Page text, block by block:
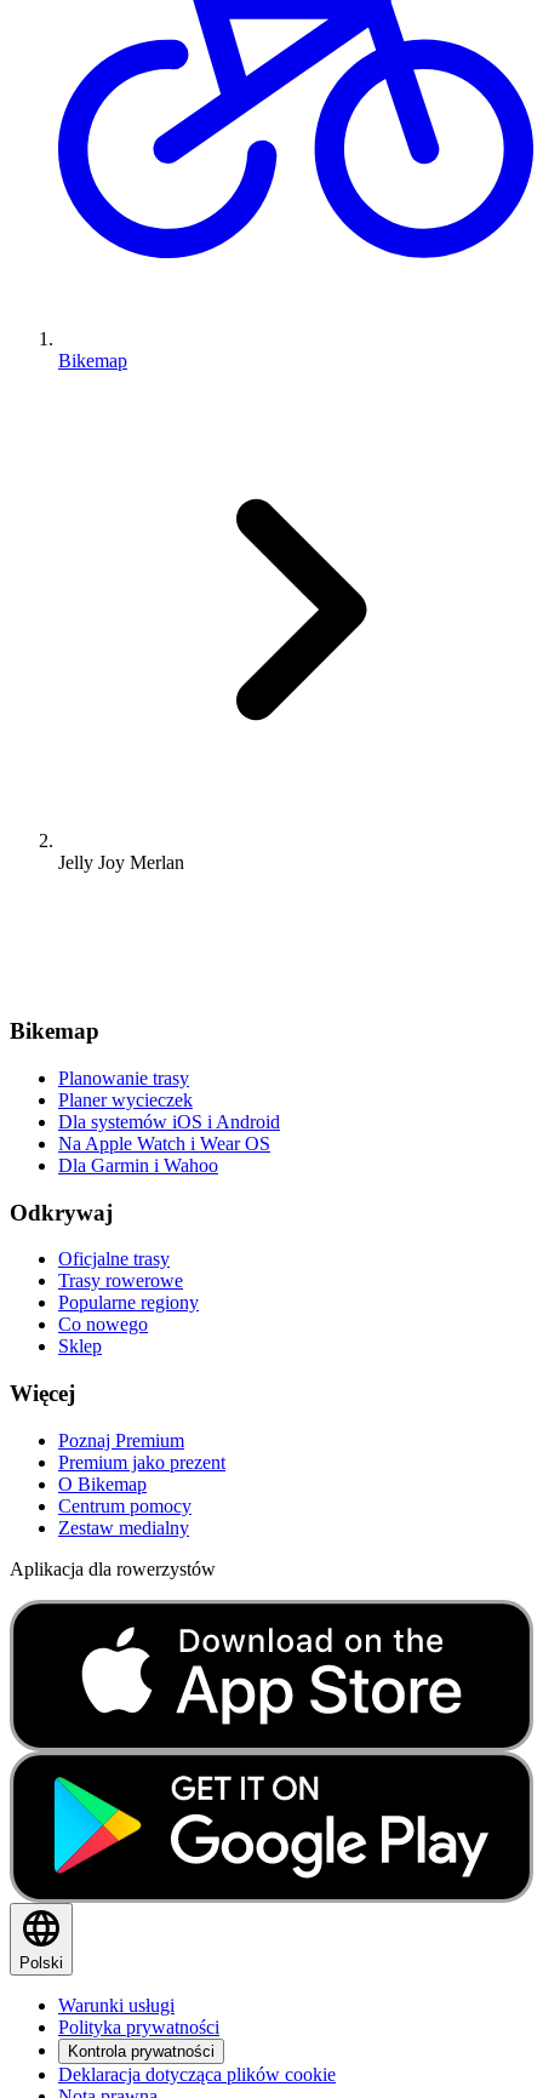
Bikemap
Jelly Joy Merlan
Bikemap
Planowanie trasy
Planer wycieczek
Dla systemów iOS i Android
Na Apple Watch i Wear OS
Dla Garmin i Wahoo
Odkrywaj
Oficjalne trasy
Trasy rowerowe
Popularne regiony
Co nowego
Sklep
Więcej
Poznaj Premium
Premium jako prezent
O Bikemap
Centrum pomocy
Zestaw medialny
Aplikacja dla rowerzystów
Polski
Warunki usługi
Polityka prywatności
Kontrola prywatności
Deklaracja dotycząca plików cookie